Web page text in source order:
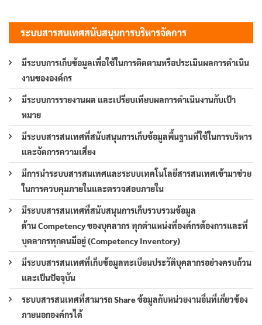
ระบบสารสนเทศสนับสนุนการบริหารจัดการ
มีระบบการเก็บข้อมูลเพื่อใช้ในการติดตามหรือประเมินผลการดำเนิน
งานขององค์กร
มีระบบการรายงานผล และเปรียบเทียบผลการดำเนินงานกับเป้า
หมาย
มีระบบสารสนเทศที่สนับสนุนการเก็บข้อมูลพื้นฐานที่ใช้ในการบริหาร
และจัดการความเสี่ยง
มีการนำระบบสารสนเทศและระบบเทคโนโลยีสารสนเทศเข้ามาช่วย
ในการควบคุมภายในและตรวจสอบภายใน
มีระบบสารสนเทศที่สนับสนุนการเก็บรวบรวมข้อมูล
ด้าน Competency ของบุคลากร ทุกตำแหน่งที่องค์กรต้องการและที่
บุคลากรทุกคนมีอยู่ (Competency Inventory)
มีระบบสารสนเทศที่เก็บข้อมูลทะเบียนประวัติบุคลากรอย่างครบถ้วน
และเป็นปัจจุบัน
ระบบสารสนเทศที่สามารถ Share ข้อมูลกับหน่วยงานอื่นที่เกี่ยวข้อง
ภายนอกองค์กรได้